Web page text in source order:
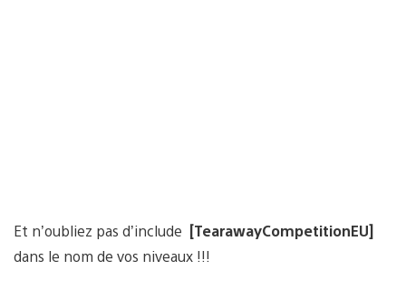
Et n’oubliez pas d’include [TearawayCompetitionEU]
dans le nom de vos niveaux !!!